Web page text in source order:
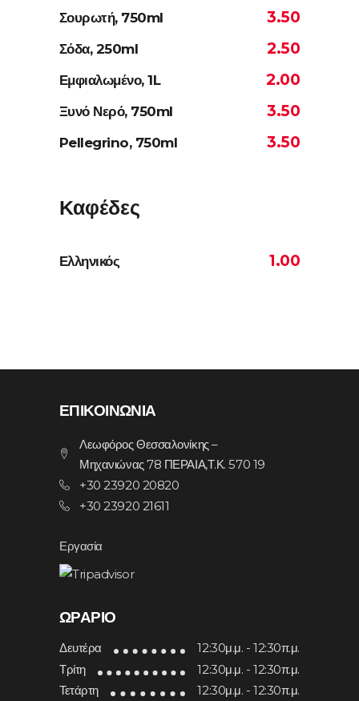
Σουρωτή, 750ml 3.50
Σόδα, 250ml 2.50
Εμφιαλωμένο, 1L 2.00
Ξυνό Νερό, 750ml 3.50
Pellegrino, 750ml 3.50
Καφέδες
Ελληνικός 1.00
ΕΠΙΚΟΙΝΩΝΙΑ
Λεωφόρος Θεσσαλονίκης –
Μηχανιώνας 78 ΠΕΡΑΙΑ,Τ.Κ. 570 19
+30 23920 20820
+30 23920 21611
Εργασία
ΩΡΆΡΙΟ
Δευτέρα
12:30μ.μ. - 12:30π.μ.
Τρίτη
12:30μ.μ. - 12:30π.μ.
Τετάρτη
12:30μ.μ. - 12:30π.μ.